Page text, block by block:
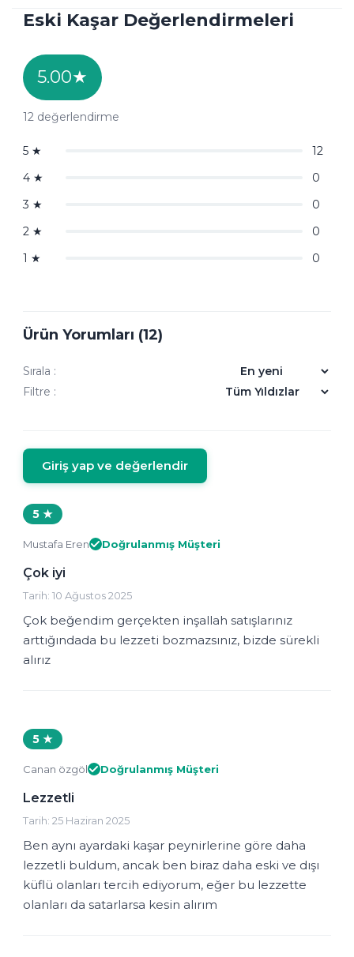
Eski Kaşar Değerlendirmeleri
5.00★
12 değerlendirme
5 ★
12
4 ★
0
3 ★
0
2 ★
0
1 ★ 0
Ürün Yorumları (12)
Sırala :
Filtre :
Giriş yap ve değerlendir
5 ★
Mustafa Eren Doğrulanmış Müşteri
Çok iyi
Tarih: 10 Ağustos 2025
Çok beğendim gerçekten inşallah satışlarınız
arttığındada bu lezzeti bozmazsınız, bizde sürekli
alırız
5 ★
Canan özgöl Doğrulanmış Müşteri
Lezzetli
Tarih: 25 Haziran 2025
Ben aynı ayardaki kaşar peynirlerine göre daha
lezzetli buldum, ancak ben biraz daha eski ve dışı
küflü olanları tercih ediyorum, eğer bu lezzette
olanları da satarlarsa kesin alırım